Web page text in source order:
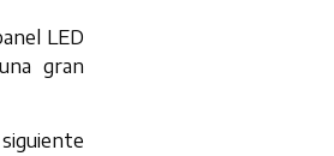
LED
gran